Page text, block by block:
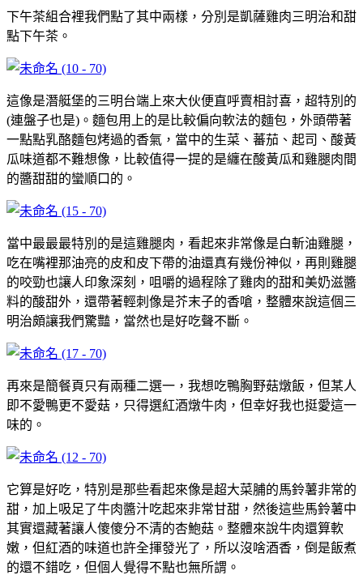
下午茶組合裡我們點了其中兩樣，分別是凱薩雞肉三明治和甜
點下午茶。
這像是潛艇堡的三明台端上來大伙便直呼賣相討喜，超特別的
(連盤子也是)。麵包用上的是比較偏向軟法的麵包，外頭帶著
一點點乳酪麵包烤過的香氣，當中的生菜、蕃茄、起司、酸黃
瓜味道都不難想像，比較值得一提的是纏在酸黃瓜和雞腿肉間
的醬甜甜的蠻順口的。
當中最最最特別的是這雞腿肉，看起來非常像是白斬油雞腿，
吃在嘴裡那油亮的皮和皮下帶的油還真有幾份神似，再則雞腿
的咬勁也讓人印象深刻，咀嚼的過程除了雞肉的甜和美奶滋醬
料的酸甜外，還帶著輕刺像是芥末子的香嗆，整體來說這個三
明治頗讓我們驚豔，當然也是好吃聲不斷。
再來是簡餐頁只有兩種二選一，我想吃鴨胸野菇燉飯，但某人
即不愛鴨更不愛菇，只得選紅酒燉牛肉，但幸好我也挺愛這一
味的。
它算是好吃，特別是那些看起來像是超大菜脯的馬鈴薯非常的
甜，加上吸足了牛肉醬汁吃起來非常甘甜，然後這些馬鈴薯中
其實還藏著讓人傻傻分不清的杏鮑菇。整體來說牛肉還算軟
嫩，但紅酒的味道也許全揮發光了，所以沒啥酒香，倒是飯煮
的還不錯吃，但個人覺得不點也無所謂。